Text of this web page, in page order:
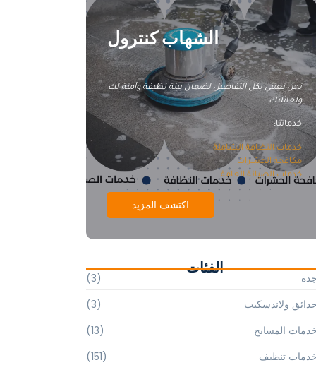
الشهاب كنترول
نحن نعتني بكل التفاصيل لضمان بيئة نظيفة وآمنة لك
ولعائلتك.
خدماتنا:
خدمات النظافة الشاملة
مكافحة الحشرات
خدمات الصيانة العامة
اكتشف المزيد
الفئات
جدة
(3)
حدائق ولاندسكيب
(3)
خدمات المسابح
(13)
خدمات تنظيف
(151)